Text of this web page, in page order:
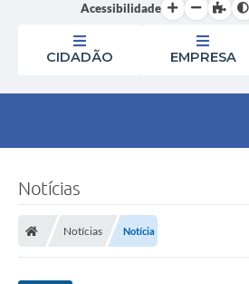
Acessibilidade
CIDADÃO EMPRESA
Notícias
Notícias Notícia